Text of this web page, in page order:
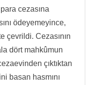
cezasına
ödeyemeyince,
çevrildi. Cezasının
dört mahkûmun
çıktıktan
basan hasmını